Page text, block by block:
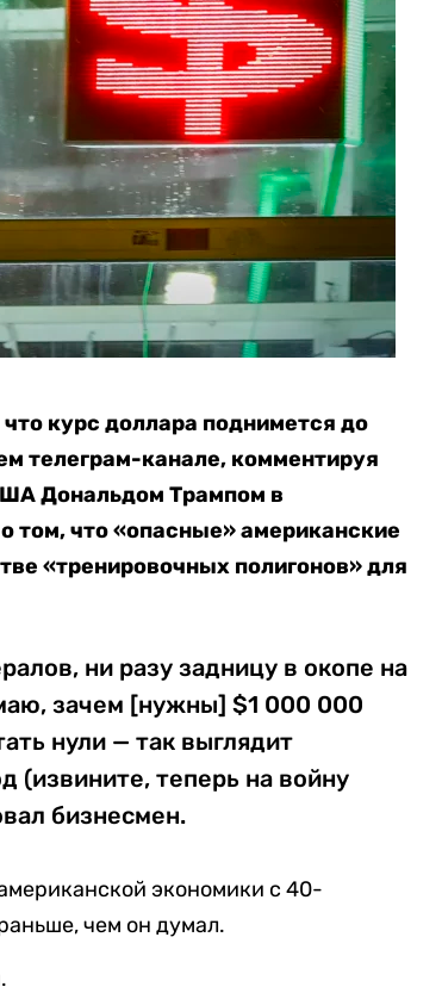
курс доллара поднимется до
телеграм-канале, комментируя
Дональдом Трампом в
том, что «опасные» американские
«тренировочных полигонов» для
ни разу задницу в окопе на
зачем [нужны] $1 000 000
нули — так выглядит
(извините, теперь на войну
бизнесмен.
экономики с 40-
чем он думал.